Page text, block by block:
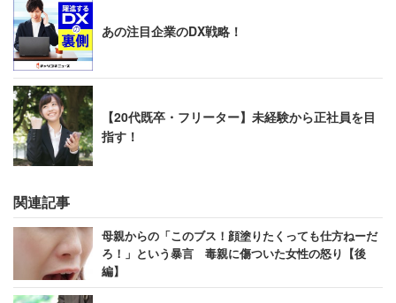
あの注目企業のDX戦略！
【20代既卒・フリーター】未経験から正社員を目
指す！
関連記事
母親からの「このブス！顔塗りたくっても仕方ねーだ
ろ！」という暴言 毒親に傷ついた女性の怒り【後
編】